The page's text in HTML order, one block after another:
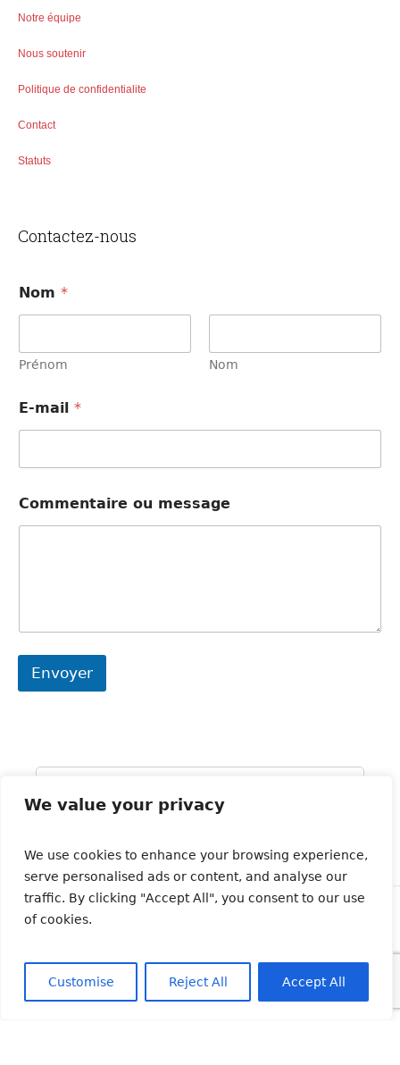
We value your privacy
We use cookies to enhance your browsing experience,
serve personalised ads or content, and analyse our
traffic. By clicking "Accept All", you consent to our use
of cookies.
Customise Reject All Accept All
Notre équipe
Nous soutenir
Politique de confidentialite
Contact
Statuts
Contactez-nous
Nom *
Prénom Nom
E-mail *
e
s
s
g
Commentaire ou message
Envoyer